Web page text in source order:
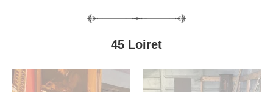
45 Loiret